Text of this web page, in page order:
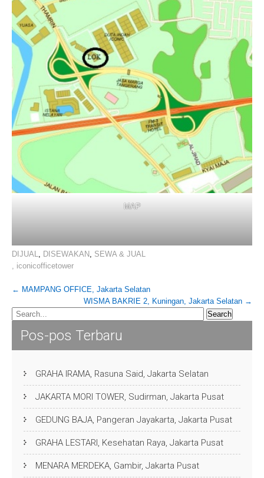
MAP
DIJUAL DISEWAKAN
SEWA & JUAL
iconicofficetower
Post
navigation
← MAMPANG OFFICE, Jakarta Selatan
WISMA BAKRIE 2, Kuningan, Jakarta Selatan →
Pos-pos Terbaru
GRAHA IRAMA, Rasuna Said, Jakarta Selatan
JAKARTA MORI TOWER, Sudirman, Jakarta Pusat
GEDUNG BAJA, Pangeran Jayakarta, Jakarta Pusat
GRAHA LESTARI, Kesehatan Raya, Jakarta Pusat
MENARA MERDEKA, Gambir, Jakarta Pusat